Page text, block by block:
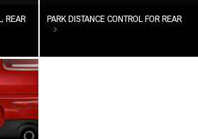
REAR PARK DISTANCE CONTROL FOR REAR